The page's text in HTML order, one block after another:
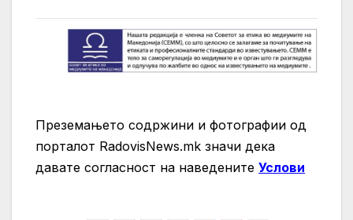
Преземањето содржини и фотографии од
порталот RadovisNews.mk значи дека
давате согласност на нaведените Услови